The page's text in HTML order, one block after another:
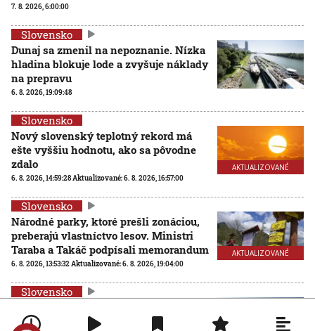
7. 8. 2026, 6:00:00
Slovensko
Dunaj sa zmenil na nepoznanie. Nízka
hladina blokuje lode a zvyšuje náklady
na prepravu
6. 8. 2026, 19:09:48
AKTUALIZOVANÉ
Slovensko
Nový slovenský teplotný rekord má
ešte vyššiu hodnotu, ako sa pôvodne
zdalo
6. 8. 2026, 14:59:28 Aktualizované:6. 8. 2026, 16:57:00
AKTUALIZOVANÉ
Slovensko
Národné parky, ktoré prešli zonáciou,
preberajú vlastníctvo lesov. Ministri
Taraba a Takáč podpísali memorandum
6. 8. 2026, 13:53:32 Aktualizované:6. 8. 2026, 19:04:00
Slovensko
zákaz kúpania. Kontroly odhalili